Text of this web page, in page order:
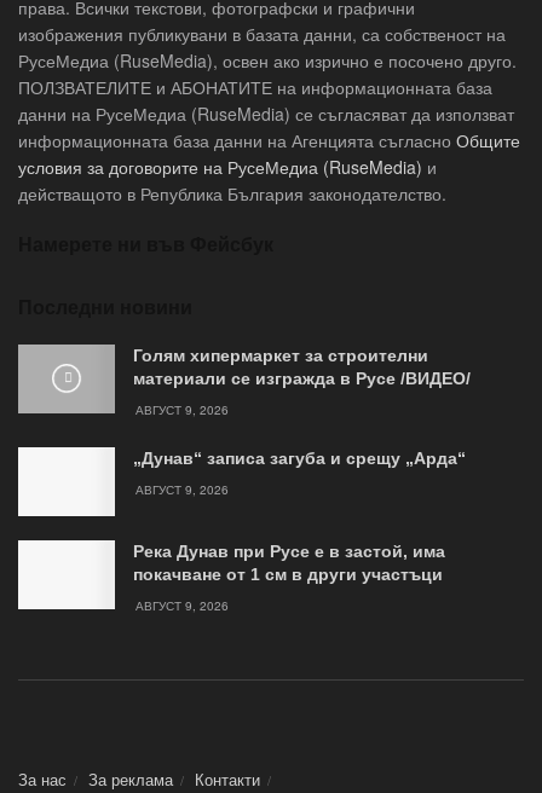
права. Всички текстови, фотографски и графични
изображения публикувани в базата данни, са собственост на
РусеМедиа (RuseMedia), освен ако изрично е посочено друго.
ПОЛЗВАТЕЛИТЕ и АБОНАТИТЕ на информационната база
данни на РусеМедиа (RuseMedia) се съгласяват да използват
информационната база данни на Агенцията съгласно Общите
условия за договорите на РусеМедиа (RuseMedia) и
действащото в Република България законодателство.
Голям хипермаркет за строителни
материали се изгражда в Русе /ВИДЕО/
АВГУСТ 9, 2026
„Дунав“ записа загуба и срещу „Арда“
АВГУСТ 9, 2026
Река Дунав при Русе е в застой, има
покачване от 1 см в други участъци
АВГУСТ 9, 2026
За нас За реклама
Контакти